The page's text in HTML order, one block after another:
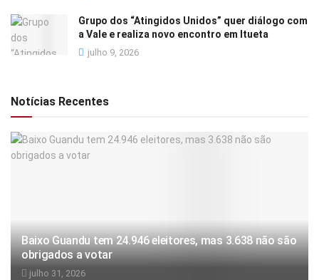
Grupo dos “Atingidos Unidos” quer diálogo com
a Vale e realiza novo encontro em Itueta
julho 9, 2026
Notícias Recentes
Baixo Guandu tem 24.946 eleitores, mas 3.638 não são
obrigados a votar
julho 31, 2026